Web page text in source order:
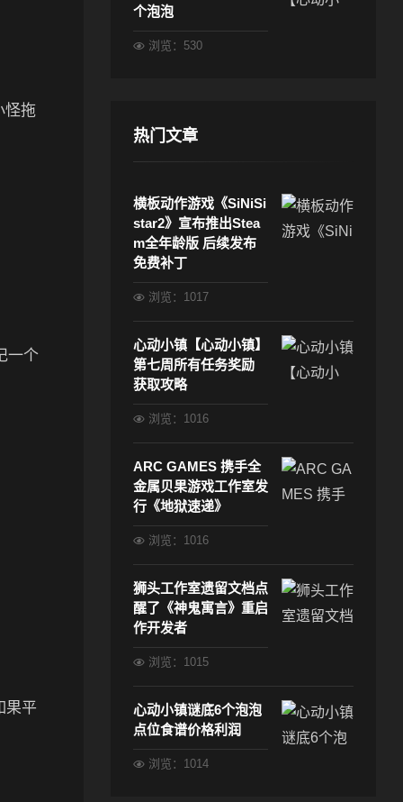
怪拖
一个
果平
个泡泡
浏览：530
热门文章
横板动作游戏《SiNiSi
star2》宣布推出Stea
m全年龄版 后续发布
免费补丁
浏览：1017
心动小镇【心动小镇】
第七周所有任务奖励
获取攻略
浏览：1016
ARC GAMES 携手全
金属贝果游戏工作室发
行《地狱速递》
浏览：1016
狮头工作室遗留文档点
醒了《神鬼寓言》重启
作开发者
浏览：1015
心动小镇谜底6个泡泡
点位食谱价格利润
浏览：1014